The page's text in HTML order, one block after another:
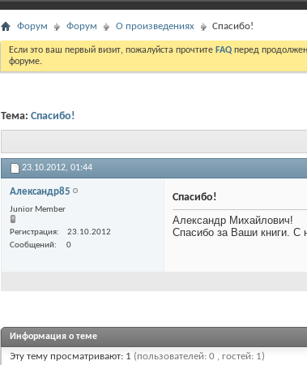
Форум Форум О произведениях Спасибо!
Если это ваш первый визит, пожалуйста прочтите FAQ перед
форуме.
Тема: Спасибо!
23.10.2012, 01:44
Александр85
Junior Member
Регистрация
23.10.2012
Сообщений
0
Спасибо!
Александр Михайлович!
Спасибо за Ваши книги. С
Информация о теме
Эту тему просматривают: 1 (пользователей: 0 , гостей: 1)